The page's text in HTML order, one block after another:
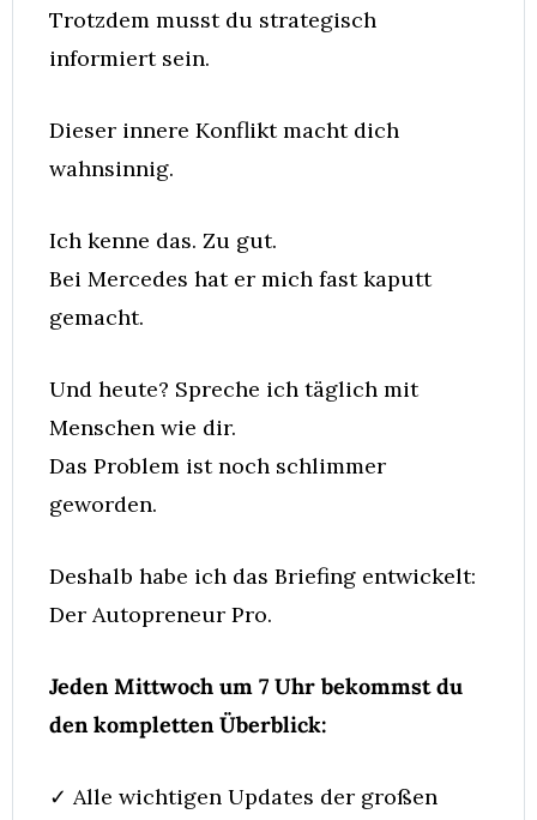
Trotzdem musst du strategisch
informiert sein.
Dieser innere Konflikt macht dich
wahnsinnig.
Ich kenne das. Zu gut.
Bei Mercedes hat er mich fast kaputt
gemacht.
Und heute? Spreche ich täglich mit
Menschen wie dir.
Das Problem ist noch schlimmer
geworden.
Deshalb habe ich das Briefing entwickelt:
Der Autopreneur Pro.
Jeden Mittwoch um 7 Uhr bekommst du
den kompletten Überblick:
✓ Alle wichtigen Updates der großen